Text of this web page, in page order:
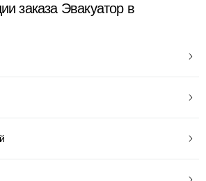
заказа Эвакуатор в